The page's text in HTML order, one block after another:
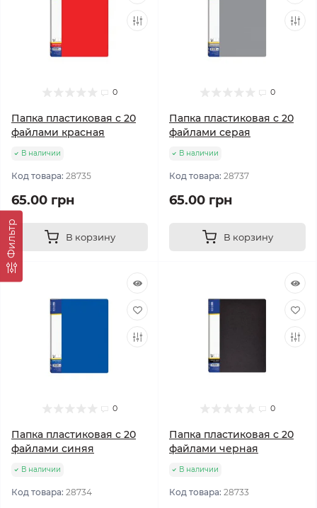
Фильтр
0
Папка пластиковая с 20
файлами красная
В наличии
Код товара: 28735
65.00 грн
В корзину
0
Папка пластиковая с 20
файлами серая
В наличии
Код товара: 28737
65.00 грн
В корзину
0
Папка пластиковая с 20
файлами синяя
В наличии
Код товара: 28734
0
Папка пластиковая с 20
файлами черная
В наличии
Код товара: 28733